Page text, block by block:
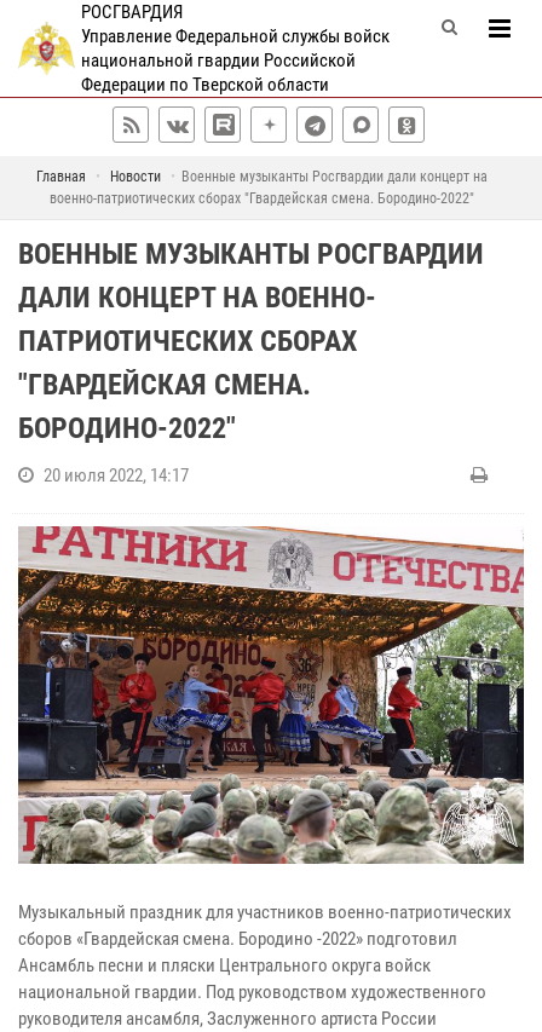
РОСГВАРДИЯ
Управление Федеральной службы войск
национальной гвардии Российской
Федерации по Тверской области
Главная Новости
Военные музыканты Росгвардии дали концерт на
военно-патриотических сборах "Гвардейская смена. Бородино-2022"
ВОЕННЫЕ МУЗЫКАНТЫ РОСГВАРДИИ
ДАЛИ КОНЦЕРТ НА ВОЕННО-
ПАТРИОТИЧЕСКИХ СБОРАХ
"ГВАРДЕЙСКАЯ СМЕНА.
БОРОДИНО-2022"
20 июля 2022, 14:17
Музыкальный праздник для участников военно-патриотических
сборов «Гвардейская смена. Бородино -2022» подготовил
Ансамбль песни и пляски Центрального округа войск
национальной гвардии. Под руководством художественного
руководителя ансамбля, Заслуженного артиста России